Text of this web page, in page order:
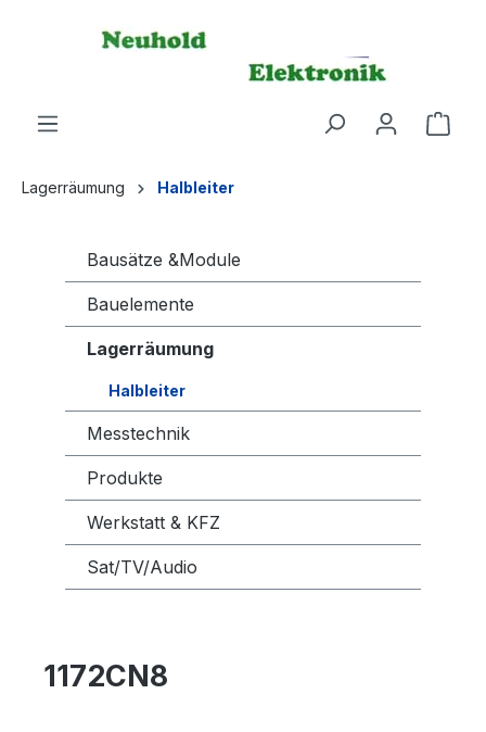
Lagerräumung Halbleiter
Bausätze &Module
Bauelemente
Lagerräumung
Halbleiter
Messtechnik
Produkte
Werkstatt & KFZ
Sat/TV/Audio
1172CN8